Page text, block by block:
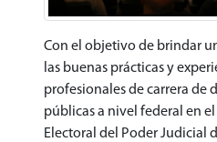
Con el objetivo de brindar
las buenas prácticas y
profesionales de carrera de
públicas a nivel federal en el
Electoral del Poder Judicial